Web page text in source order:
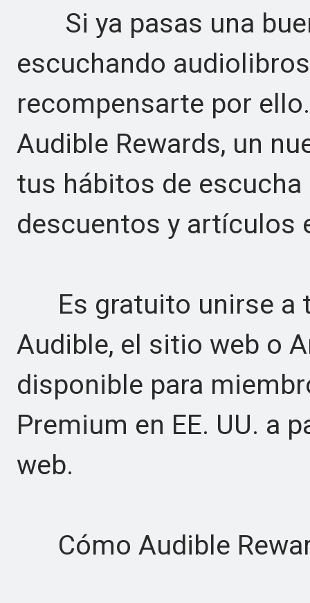
Si ya pasas una
escuchando
recompensarte por
Audible Rewards, un
tus hábitos de
descuentos y artículos
Es gratuito unirse a
Audible, el sitio web o
disponible para
Premium en EE. UU. a
web.
Cómo Audible